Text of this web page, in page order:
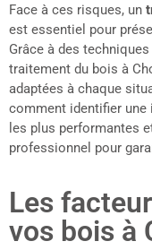
Face à ces risques, un
est essentiel pour
Grâce à des
traitement du bois à
adaptées à chaque
comment identifier
les plus performantes
professionnel pour
Les
vos bois à